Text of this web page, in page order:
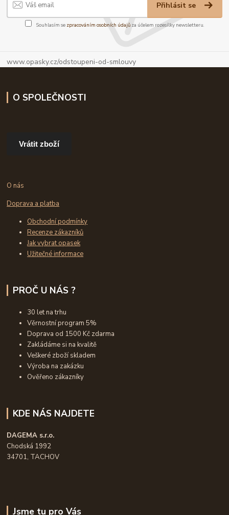
Přihlásit se
Souhlasím se zpracováním osobních údajůza účelem rozesílky newsletteru.
www.opasky.cz/odstoupeni-od-smlouvy
O SPOLEČNOSTI
Vrátit zboží
O nás
Doprava a platba
Obchodní podmínky
Recenze zákazníků
Jak vybrat opasek
Užitečné informace
PROČ U NÁS ?
30 let na trhu
Věrnostní program 5%
Doprava od 1500 Kč zdarma
Zakládáme si na kvalitě
Veškeré zboží skladem
Výroba na zakázku
Ověřeno zákazníky
KDE NÁS NAJDETE
DAGEMA s.r.o.
Chodská 1992
34701, TACHOV
Jsme tu pro Vás